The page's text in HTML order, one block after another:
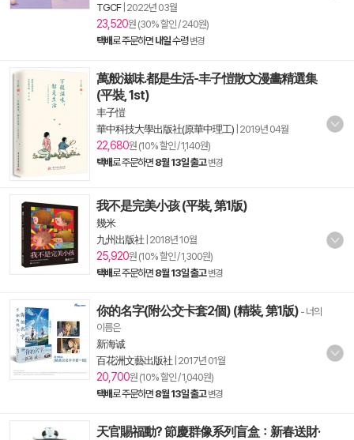
TGCF| 2022년 03월
23,520원 (30% 할인 / 240원)
택배로 주문하면 내일수령 변경
萬般滋味.都是生活-丰子愷散文漫畵精選集
(平裝, 1st)
丰子愷
華中科技大學出版社(原華中理工) 2019년 04월
22,680원 (10% 할인 / 1,140원)
택배로 주문하면 8월 13일 출고 변경
我不是完美小孩 (平裝, 第1版)
幾米
九州出版社 2018년 10월
25,920원 (10% 할인 / 1,300원)
택배로 주문하면 8월 13일 출고 변경
你的名字(附公交卡套2個) (精裝, 第1版) - 너의
이름은
新海诚
百花洲文藝出版社 2017년 01월
20,700원 (10% 할인 / 1,040원)
택배로 주문하면 8월 13일 출고 변경
天官賜福動? 節慶群像系列盲盒：新春送財·